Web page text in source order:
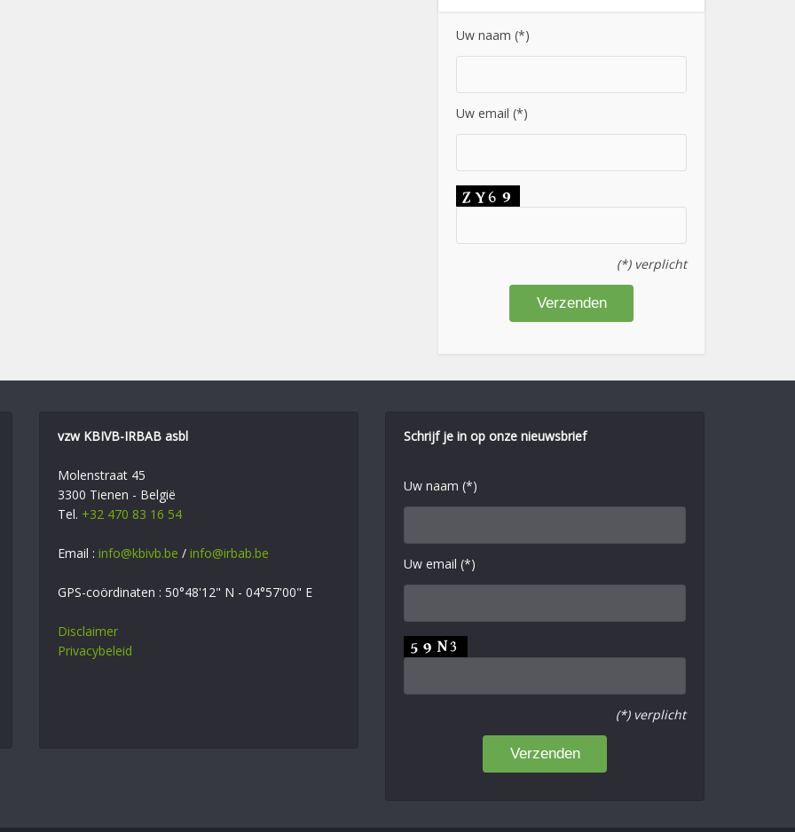
Uw naam (*)
Uw email (*)
(*) verplicht
vzw KBIVB-IRBAB asbl
Molenstraat 45
3300 Tienen - België
Tel. +32 470 83 16 54
Email : info@kbivb.be / info@irbab.be
GPS-coördinaten : 50°48'12" N - 04°57'00" E
Disclaimer
Privacybeleid
Schrijf je in op onze nieuwsbrief
Uw naam (*)
Uw email (*)
(*) verplicht